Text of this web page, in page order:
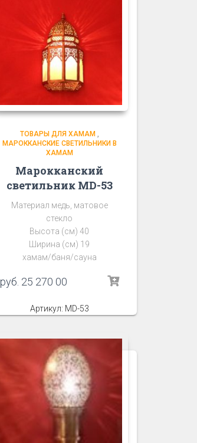
ТОВАРЫ ДЛЯ ХАМАМ,
МАРОККАНСКИЕ СВЕТИЛЬНИКИ В
ХАМАМ
Марокканский
светильник MD-53
Материал медь, матовое
стекло
Высота (см) 40
Ширина (см) 19
хамам/баня/сауна
руб. 25 270 00
Артикул: MD-53